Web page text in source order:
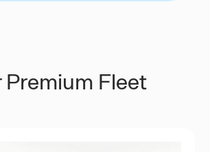
Premium Fleet